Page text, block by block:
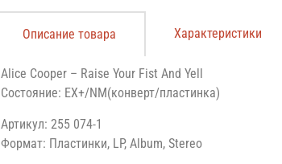
Описание товара Характеристики
Alice Cooper – Raise Your Fist And Yell
Состояние: EX+/NM(конверт/пластинка)
Артикул: 255 074-1
Формат: Пластинки, LP, Album, Stereo